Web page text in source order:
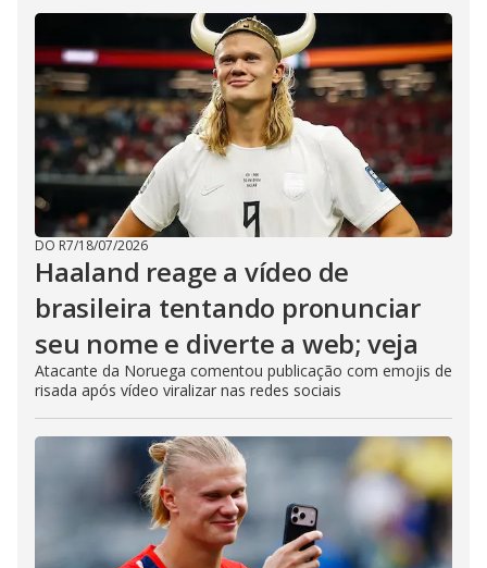
DO R7/18/07/2026
Haaland reage a vídeo de
brasileira tentando pronunciar
seu nome e diverte a web; veja
Atacante da Noruega comentou publicação com emojis de
risada após vídeo viralizar nas redes sociais